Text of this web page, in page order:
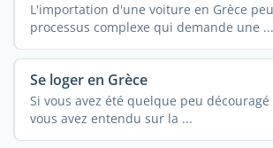
L'importation d'une voiture en Grèce
processus complexe qui demande une ...
Se loger en Grèce
Si vous avez été quelque peu
vous avez entendu sur la ...